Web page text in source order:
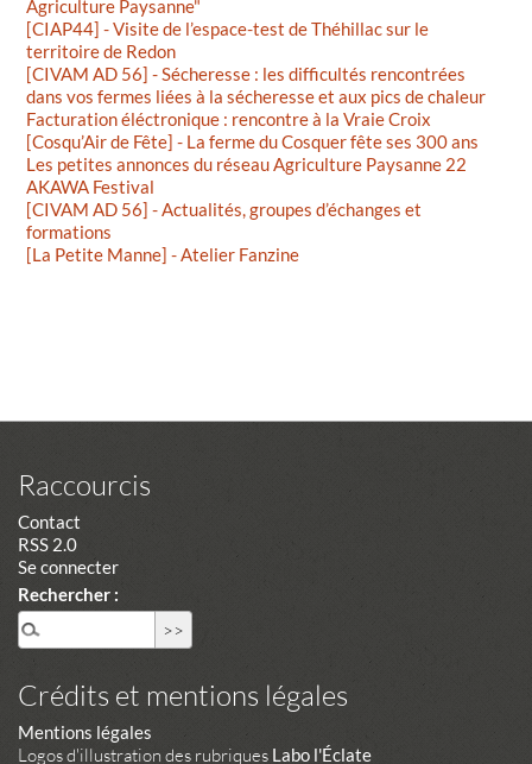
Agriculture Paysanne"
[CIAP44] - Visite de l’espace-test de Théhillac sur le
territoire de Redon
[CIVAM AD 56] - Sécheresse : les difficultés rencontrées
dans vos fermes liées à la sécheresse et aux pics de chaleur
Facturation éléctronique : rencontre à la Vraie Croix
[Cosqu’Air de Fête] - La ferme du Cosquer fête ses 300 ans
Les petites annonces du réseau Agriculture Paysanne 22
AKAWA Festival
[CIVAM AD 56] - Actualités, groupes d’échanges et
formations
[La Petite Manne] - Atelier Fanzine
Raccourcis
Contact
RSS 2.0
Se connecter
Rechercher :
Crédits et mentions légales
Mentions légales
Logos d'illustration des rubriques Labo l'Éclate